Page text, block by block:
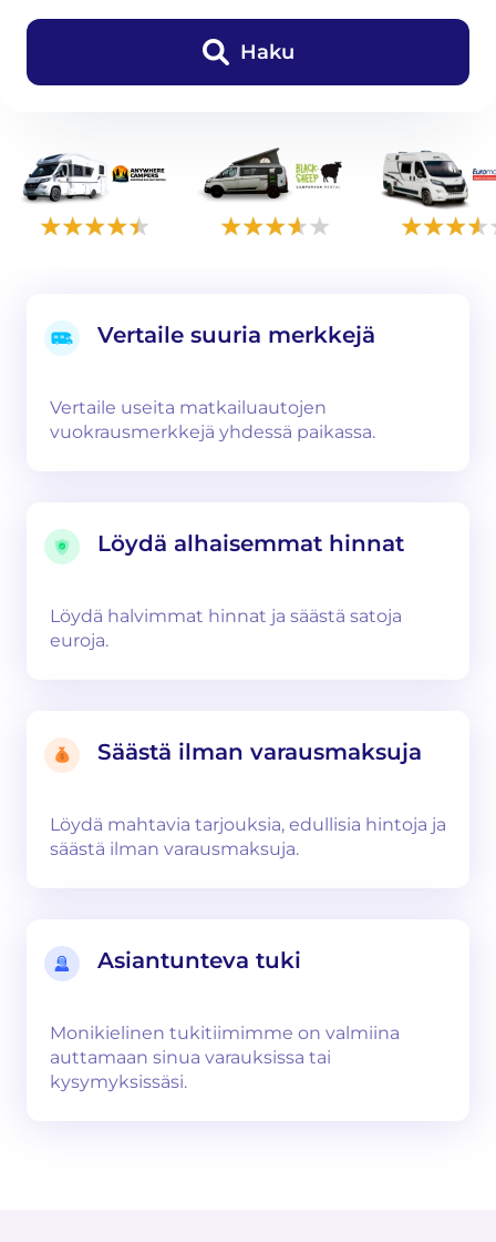
Haku
Vertaile suuria merkkejä
Vertaile useita matkailuautojen
vuokrausmerkkejä yhdessä paikassa.
Löydä alhaisemmat hinnat
Löydä halvimmat hinnat ja säästä satoja
euroja.
Säästä ilman varausmaksuja
Löydä mahtavia tarjouksia, edullisia hintoja ja
säästä ilman varausmaksuja.
Asiantunteva tuki
Monikielinen tukitiimimme on valmiina
auttamaan sinua varauksissa tai
kysymyksissäsi.